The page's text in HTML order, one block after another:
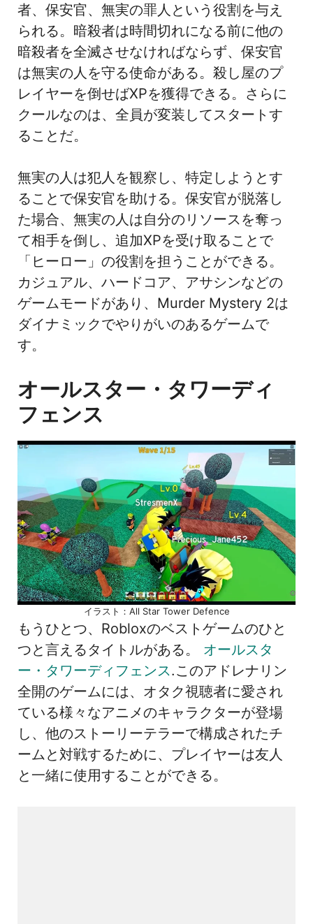
者、保安官、無実の罪人という役割を与え
られる。暗殺者は時間切れになる前に他の
暗殺者を全滅させなければならず、保安官
は無実の人を守る使命がある。殺し屋のプ
レイヤーを倒せばXPを獲得できる。さらに
クールなのは、全員が変装してスタートす
ることだ。
無実の人は犯人を観察し、特定しようとす
ることで保安官を助ける。保安官が脱落し
た場合、無実の人は自分のリソースを奪っ
て相手を倒し、追加XPを受け取ることで
「ヒーロー」の役割を担うことができる。
カジュアル、ハードコア、アサシンなどの
ゲームモードがあり、Murder Mystery 2は
ダイナミックでやりがいのあるゲームで
す。
オールスター・タワーディ
フェンス
イラスト：All Star Tower Defence
もうひとつ、Robloxのベストゲームのひと
つと言えるタイトルがある。 オールスタ
ー・タワーディフェンス.このアドレナリン
全開のゲームには、オタク視聴者に愛され
ている様々なアニメのキャラクターが登場
し、他のストーリーテラーで構成されたチ
ームと対戦するために、プレイヤーは友人
と一緒に使用することができる。